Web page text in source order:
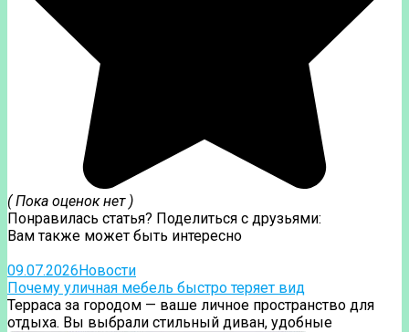
( Пока оценок нет )
Понравилась статья? Поделиться с друзьями:
Вам также может быть интересно
09.07.2026Новости
Почему уличная мебель быстро теряет вид
Терраса за городом — ваше личное пространство для
отдыха. Вы выбрали стильный диван, удобные